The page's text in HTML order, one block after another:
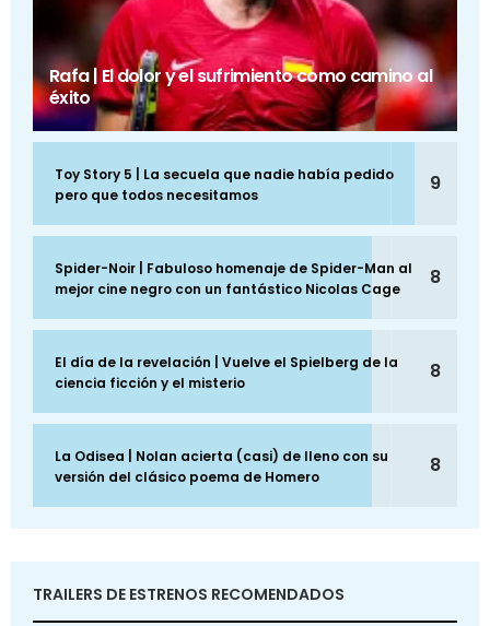
Rafa | El dolor y el sufrimiento como camino al
éxito
Toy Story 5 | La secuela que nadie había pedido
pero que todos necesitamos
9
Spider-Noir | Fabuloso homenaje de Spider-Man al
mejor cine negro con un fantástico Nicolas Cage
8
El día de la revelación | Vuelve el Spielberg de la
ciencia ficción y el misterio
8
La Odisea | Nolan acierta (casi) de lleno con su
versión del clásico poema de Homero
8
TRAILERS DE ESTRENOS RECOMENDADOS